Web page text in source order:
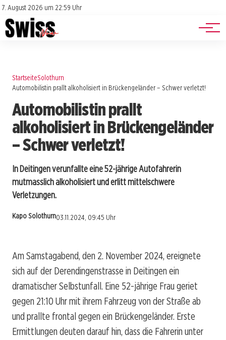
7. August 2026 um 22:59 Uhr
Impressum
Datenschutz
Jobs
Events
StartseiteSolothurn
Automobilistin prallt alkoholisiert in Brückengeländer – Schwer verletzt!
Automobilistin prallt
alkoholisiert in Brückengeländer
– Schwer verletzt!
In Deitingen verunfallte eine 52-jährige Autofahrerin
mutmasslich alkoholisiert und erlitt mittelschwere
Verletzungen.
Kapo Solothurn03.11.2024, 09:45 Uhr
Am Samstagabend, den 2. November 2024, ereignete
sich auf der Derendingenstrasse in Deitingen ein
dramatischer Selbstunfall. Eine 52-jährige Frau geriet
gegen 21:10 Uhr mit ihrem Fahrzeug von der Straße ab
und prallte frontal gegen ein Brückengeländer. Erste
Ermittlungen deuten darauf hin, dass die Fahrerin unter